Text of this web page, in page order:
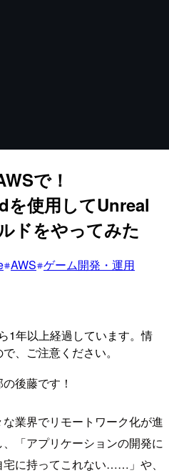
で！
使用してUnreal
ドをやってみた
AWS ゲーム開発・運用
1年以上経過しています。情
、ご注意ください。
後藤です！
業界でリモートワーク化が進
「アプリケーションの開発に
に持ってこれない……」や、